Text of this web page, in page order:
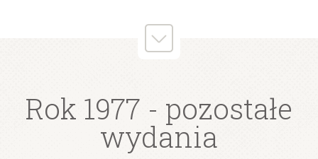
Rok 1977 - pozostałe
wydania